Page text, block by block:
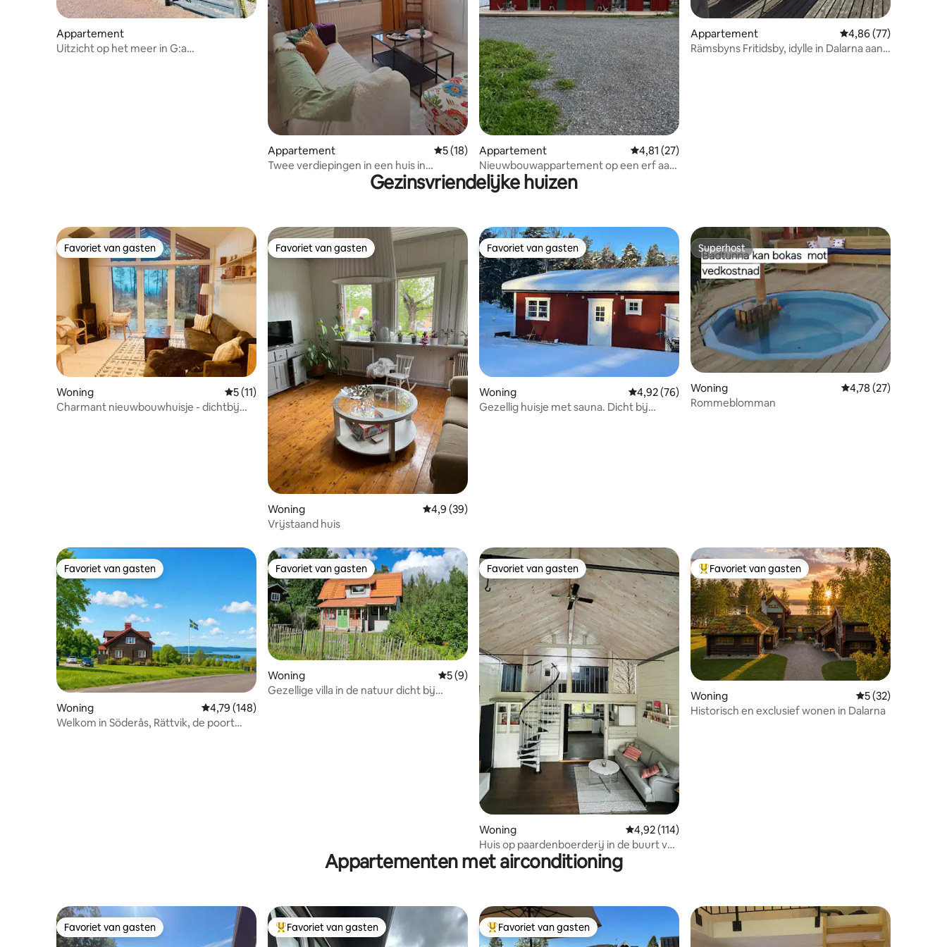
Appartement
Uitzicht op het meer in G:a
Appartement Gemiddelde beoordeling van 5 uit 5, 18 recensies
5 (18)
Twee verdiepingen in een huis in
Appartement Gemiddelde beoordeling van 4,81 uit 5, 27 recensies
4,81 (27)
Nieuwbouwappartement op een erf aan
het Ösjön-meer. Appartement A
Appartement Gemiddelde
4,86 (77)
Rämsbyns Fritidsby, idylle in Dalarna aan
Gezinsvriendelijke huizen
Favoriet van gasten
Favoriet van gasten
Woning Gemiddelde beoordeling van 5 uit 5, 11 recensies
5 (11)
Charmant nieuwbouwhuisje - dichtbij
Favoriet van gasten
Favoriet van gasten
Woning Gemiddelde beoordeling van 4,9 uit 5, 39 recensies
4,9 (39)
Vrijstaand huis
Favoriet van gasten
Favoriet van gasten
Woning Gemiddelde beoordeling van 4,92 uit 5, 76 recensies
4,92 (76)
Gezellig huisje met sauna. Dicht bij
Superhost
Superhost
Woning Gemiddelde
4,78 (27)
Rommeblomman
Favoriet van gasten
Favoriet van gasten
Woning Gemiddelde beoordeling van 4,79 uit 5, 148 recensies
4,79 (148)
Welkom in Söderås, Rättvik, de poort
Favoriet van gasten
Favoriet van gasten
Woning Gemiddelde beoordeling van 5 uit 5, 9 recensies
5 (9)
Gezellige villa in de natuur dicht bij
Favoriet van gasten
Favoriet van gasten
Woning Gemiddelde beoordeling van 4,92 uit 5, 114 recensies
4,92 (114)
Huis op paardenboerderij in de buurt van
Lugnet
Topfavoriet van gasten
Favoriet van gasten
Woning Gemiddelde
5 (32)
Historisch en exclusief wonen in Dalarna
Appartementen met airconditioning
Favoriet van gasten
Favoriet van gasten Topfavoriet van gasten
Favoriet van gasten Topfavoriet van gasten
Favoriet van gasten